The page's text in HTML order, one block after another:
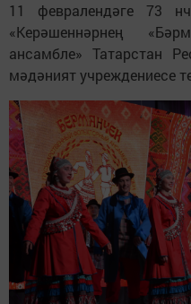
11 февралендәге 73
«Керәшеннәрнең
ансамбле» Татарстан
мәдәният учреждениесе